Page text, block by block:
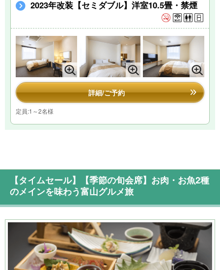
2023年改装【セミダブル】洋室10.5畳・禁煙
詳細/ご予約
定員:1～2名様
【タイムセール】【季節の旬会席】お肉・お魚2種
のメインを味わう富山グルメ旅